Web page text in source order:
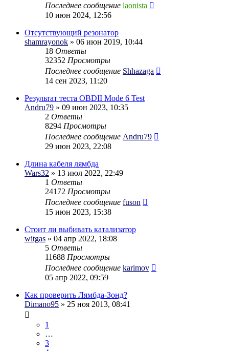
Последнее сообщение laonista
10 июн 2024, 12:56
Отсутствующий резонатор
shamrayonok » 06 июн 2019, 10:44
18 Ответы
32352 Просмотры
Последнее сообщение Shhazaga
14 сен 2023, 11:20
Результат теста OBDII Mode 6 Test
Andru79 » 09 июн 2023, 10:35
2 Ответы
8294 Просмотры
Последнее сообщение Andru79
29 июн 2023, 22:08
Длина кабеля лямбда
Wars32 » 13 июл 2022, 22:49
1 Ответы
24172 Просмотры
Последнее сообщение fuson
15 июн 2023, 15:38
Стоит ли выбивать катализатор
witgas » 04 апр 2022, 18:08
5 Ответы
11688 Просмотры
Последнее сообщение karimov
05 апр 2022, 09:59
Как проверить Лямбда-Зонд?
Dimano95 » 25 ноя 2013, 08:41
1
…
3